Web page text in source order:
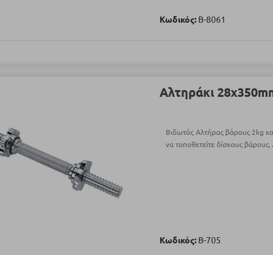
Κωδικός: Β-8061
Αλτηράκι
Βιδωτός Αλτήρας βάρους 2kg
να τοποθετείτε δίσκους βάρους.
Κωδικός: Β-705